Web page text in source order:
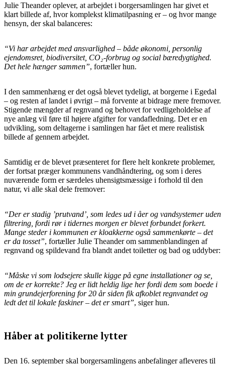
Julie Theander oplever, at arbejdet i borgersamlingen har givet et
klart billede af, hvor komplekst klimatilpasning er – og hvor mange
hensyn, der skal balanceres:
“Vi har arbejdet med ansvarlighed – både økonomi, personlig
ejendomsret, biodiversitet, CO₂-forbrug og social bæredygtighed.
Det hele hænger sammen”, fortæller hun.
I den sammenhæng er det også blevet tydeligt, at borgerne i Egedal
– og resten af landet i øvrigt – må forvente at bidrage mere fremover.
Stigende mængder af regnvand og behovet for vedligeholdelse af
nye anlæg vil føre til højere afgifter for vandafledning. Det er en
udvikling, som deltagerne i samlingen har fået et mere realistisk
billede af gennem arbejdet.
Samtidig er de blevet præsenteret for flere helt konkrete problemer,
der fortsat præger kommunens vandhåndtering, og som i deres
nuværende form er særdeles uhensigtsmæssige i forhold til den
natur, vi alle skal dele fremover:
“Der er stadig ’prutvand’, som ledes ud i åer og vandsystemer uden
filtrering, fordi rør i tidernes morgen er blevet forbundet forkert.
Mange steder i kommunen er kloakkerne også sammenkørte – det
er da tosset”, fortæller Julie Theander om sammenblandingen af
regnvand og spildevand fra blandt andet toiletter og bad og uddyber:
“Måske vi som lodsejere skulle kigge på egne installationer og se,
om de er korrekte? Jeg er lidt heldig lige her fordi dem som boede i
min grundejerforening for 20 år siden fik afkoblet regnvandet og
ledt det til lokale faskiner – det er smart”, siger hun.
Håber at politikerne lytter
Den 16. september skal borgersamlingens anbefalinger afleveres til